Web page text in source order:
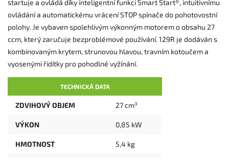
startuje a ovládá díky inteligentní funkci Smart Start®, intuitivnímu
ovládání a automatickému vrácení STOP spínače do pohotovostní
polohy. Je vybaven spolehlivým výkonným motorem o obsahu 27
ccm, který zaručuje bezproblémové používání. 129R je dodáván s
kombinovaným krytem, strunovou hlavou, travním kotoučem a
vyosenými řídítky pro pohodlné vyžínání.
TECHNICKÁ DATA
ZDVIHOVÝ OBJEM 27 cm³
VÝKON 0,85 kW
HMOTNOST 5,4 kg